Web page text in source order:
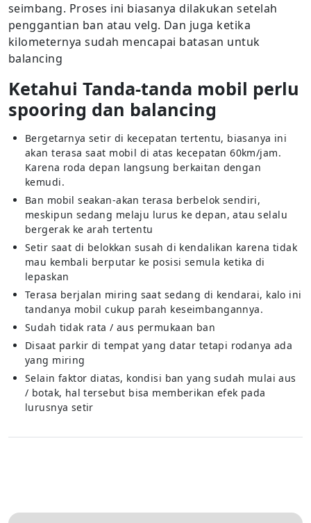
seimbang. Proses ini biasanya dilakukan setelah
penggantian ban atau velg. Dan juga ketika
kilometernya sudah mencapai batasan untuk
balancing
Ketahui Tanda-tanda mobil perlu
spooring dan balancing
Bergetarnya setir di kecepatan tertentu, biasanya ini
akan terasa saat mobil di atas kecepatan 60km/jam.
Karena roda depan langsung berkaitan dengan
kemudi.
Ban mobil seakan-akan terasa berbelok sendiri,
meskipun sedang melaju lurus ke depan, atau selalu
bergerak ke arah tertentu
Setir saat di belokkan susah di kendalikan karena tidak
mau kembali berputar ke posisi semula ketika di
lepaskan
Terasa berjalan miring saat sedang di kendarai, kalo ini
tandanya mobil cukup parah keseimbangannya.
Sudah tidak rata / aus permukaan ban
Disaat parkir di tempat yang datar tetapi rodanya ada
yang miring
Selain faktor diatas, kondisi ban yang sudah mulai aus
/ botak, hal tersebut bisa memberikan efek pada
lurusnya setir